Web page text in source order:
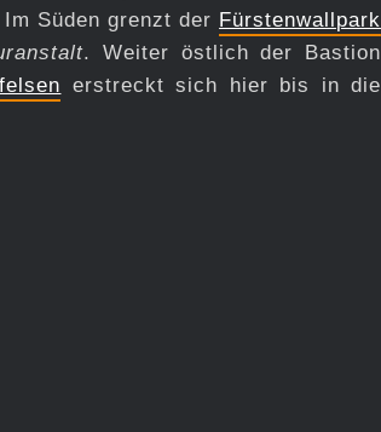
Im Süden grenzt der Fürstenwallpark
. Weiter östlich der Bastion
erstreckt sich hier bis in die